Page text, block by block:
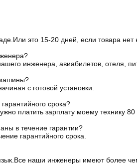
это 15-20 дней, если товара нет
инженера, авиабилетов, отеля,
с готовой установки.
срока?
платить зарплату моему технику
в течение гарантии?
гарантийного срока.
наши инженеры имеют более